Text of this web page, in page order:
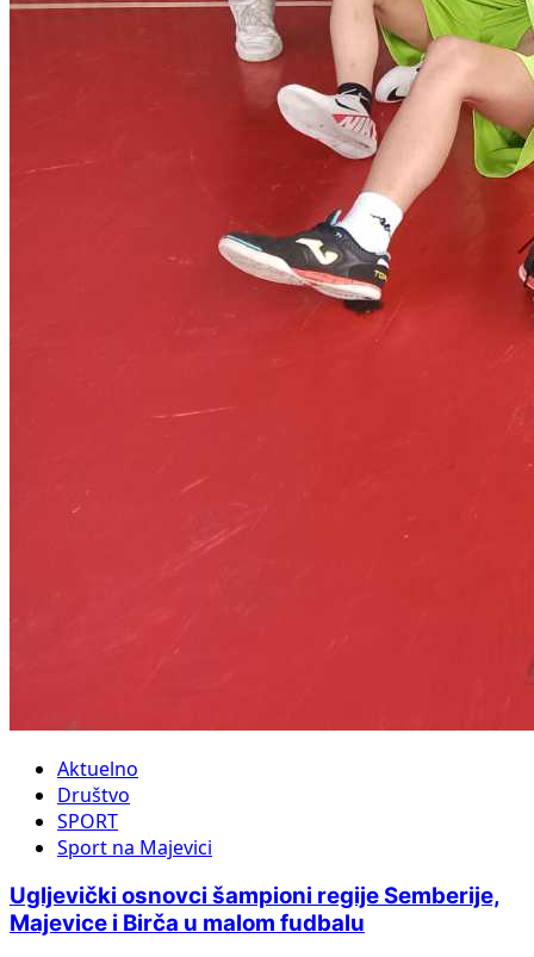
Aktuelno
Društvo
SPORT
Sport na Majevici
Ugljevički osnovci šampioni regije Semberije,
Majevice i Birča u malom fudbalu